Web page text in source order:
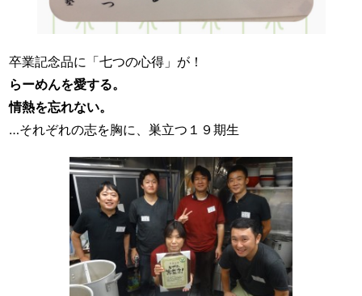
卒業記念品に「七つの心得」が！
らーめんを愛する。
情熱を忘れない。
…それぞれの志を胸に、巣立つ１９期生